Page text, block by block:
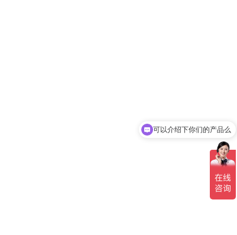
你们是怎么收费的呢